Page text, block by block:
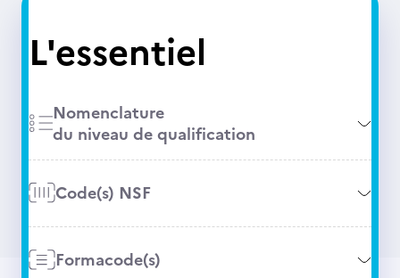
L'essentiel
Nomenclature
du niveau de qualification
Code(s) NSF
Formacode(s)